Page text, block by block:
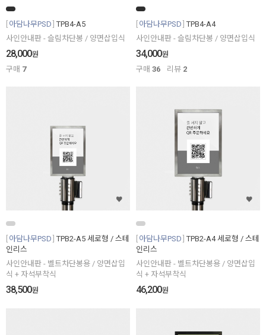
아담나무PSD TPB4-A5
사인안내판 - 슬림차단봉 / 양면삽입식
28,000원
구매 7
아담나무PSD TPB4-A4
사인안내판 - 슬림차단봉 / 양면삽입식
34,000원
구매 36 리뷰 2
아담나무PSD TPB2-A5 세로형 / 스테
인리스
사인안내판 - 벨트차단봉용 / 양면삽입
식 + 자석부착식
38,500원
아담나무PSD TPB2-A4 세로형 / 스테
인리스
사인안내판 - 벨트차단봉용 / 양면삽입
식 + 자석부착식
46,200원